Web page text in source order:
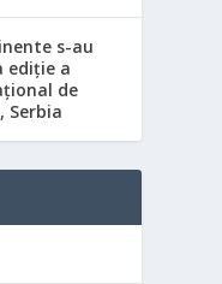
s-au
ediție a
de
Serbia